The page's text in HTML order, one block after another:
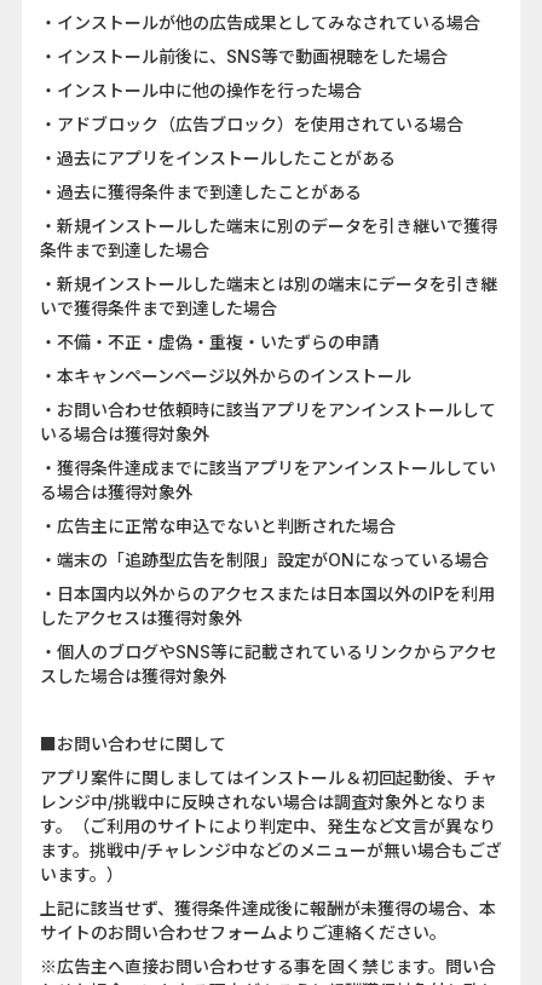
・インストールが他の広告成果としてみなされている場合
・インストール前後に、SNS等で動画視聴をした場合
・インストール中に他の操作を行った場合
・アドブロック（広告ブロック）を使用されている場合
・過去にアプリをインストールしたことがある
・過去に獲得条件まで到達したことがある
・新規インストールした端末に別のデータを引き継いで獲得
条件まで到達した場合
・新規インストールした端末とは別の端末にデータを引き継
いで獲得条件まで到達した場合
・不備・不正・虚偽・重複・いたずらの申請
・本キャンペーンページ以外からのインストール
・お問い合わせ依頼時に該当アプリをアンインストールして
いる場合は獲得対象外
・獲得条件達成までに該当アプリをアンインストールしてい
る場合は獲得対象外
・広告主に正常な申込でないと判断された場合
・端末の「追跡型広告を制限」設定がONになっている場合
・日本国内以外からのアクセスまたは日本国以外のIPを利用
したアクセスは獲得対象外
・個人のブログやSNS等に記載されているリンクからアクセ
スした場合は獲得対象外
■お問い合わせに関して
アプリ案件に関しましてはインストール＆初回起動後、チャ
レンジ中/挑戦中に反映されない場合は調査対象外となりま
す。（ご利用のサイトにより判定中、発生など文言が異なり
ます。挑戦中/チャレンジ中などのメニューが無い場合もござ
います。）
上記に該当せず、獲得条件達成後に報酬が未獲得の場合、本
サイトのお問い合わせフォームよりご連絡ください。
※広告主へ直接お問い合わせする事を固く禁じます。問い合